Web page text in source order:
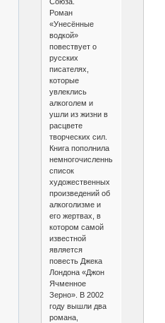
Роман
«Унесённые
водкой»
повествует о
русских
писателях,
которые
увлеклись
алкоголем и
ушли из жизни в
расцвете
творческих сил.
Книга пополнила
немногочисленный
список
художественных
произведений об
алкоголизме и
его жертвах, в
котором самой
известной
является
повесть Джека
Лондона «Джон
Ячменное
Зерно». В 2002
году вышли два
романа,